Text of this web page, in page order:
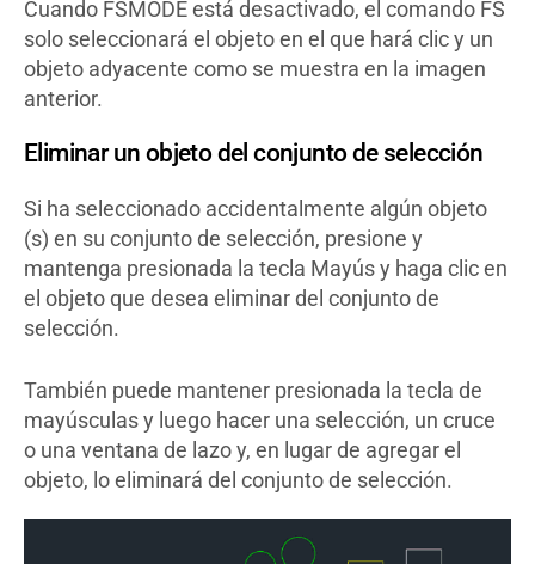
Cuando FSMODE está desactivado, el comando FS
solo seleccionará el objeto en el que hará clic y un
objeto adyacente como se muestra en la imagen
anterior.
Eliminar un objeto del conjunto de selección
Si ha seleccionado accidentalmente algún objeto
(s) en su conjunto de selección, presione y
mantenga presionada la tecla Mayús y haga clic en
el objeto que desea eliminar del conjunto de
selección.
También puede mantener presionada la tecla de
mayúsculas y luego hacer una selección, un cruce
o una ventana de lazo y, en lugar de agregar el
objeto, lo eliminará del conjunto de selección.